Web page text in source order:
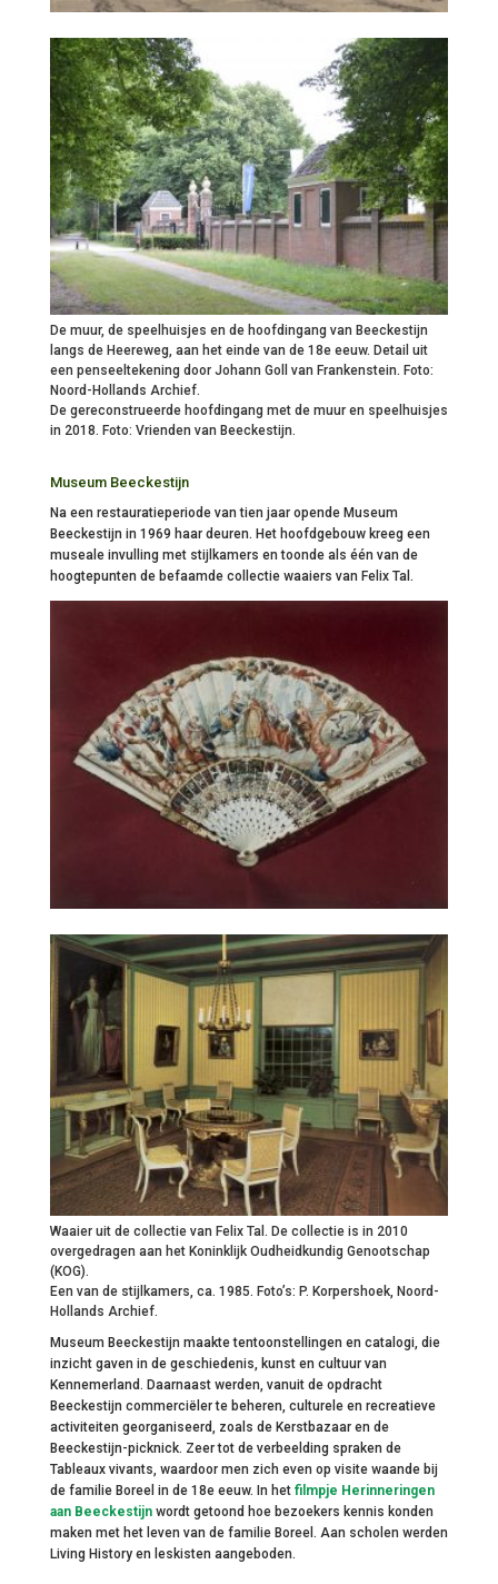
De muur, de speelhuisjes en de hoofdingang van Beeckestijn
langs de Heereweg, aan het einde van de 18e eeuw. Detail uit
een penseeltekening door Johann Goll van Frankenstein. Foto:
Noord-Hollands Archief.
De gereconstrueerde hoofdingang met de muur en speelhuisjes
in 2018. Foto: Vrienden van Beeckestijn.
Museum Beeckestijn
Na een restauratieperiode van tien jaar opende Museum
Beeckestijn in 1969 haar deuren. Het hoofdgebouw kreeg een
museale invulling met stijlkamers en toonde als één van de
hoogtepunten de befaamde collectie waaiers van Felix Tal.
Waaier uit de collectie van Felix Tal. De collectie is in 2010
overgedragen aan het Koninklijk Oudheidkundig Genootschap
(KOG).
Een van de stijlkamers, ca. 1985. Foto’s: P. Korpershoek, Noord-
Hollands Archief.
Museum Beeckestijn maakte tentoonstellingen en catalogi, die
inzicht gaven in de geschiedenis, kunst en cultuur van
Kennemerland. Daarnaast werden, vanuit de opdracht
Beeckestijn commerciëler te beheren, culturele en recreatieve
activiteiten georganiseerd, zoals de Kerstbazaar en de
Beeckestijn-picknick. Zeer tot de verbeelding spraken de
Tableaux vivants, waardoor men zich even op visite waande bij
de familie Boreel in de 18e eeuw. In het filmpje Herinneringen
aan Beeckestijn wordt getoond hoe bezoekers kennis konden
maken met het leven van de familie Boreel. Aan scholen werden
Living Historyen leskisten aangeboden.